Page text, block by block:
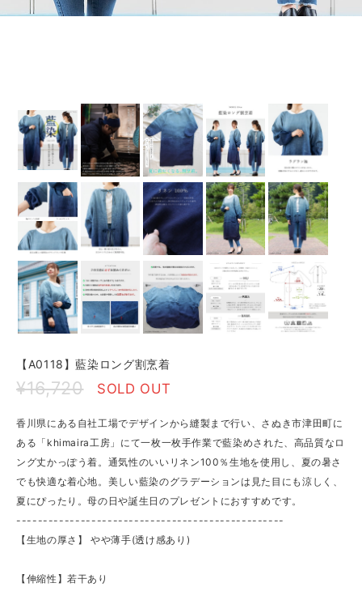
【A0118】藍染ロング割烹着
¥16,720 SOLD OUT
香川県にある自社工場でデザインから縫製まで行い、さぬき市津田町に
ある「khimaira工房」にて一枚一枚手作業で藍染めされた、高品質なロ
ング丈かっぽう着。通気性のいいリネン100％生地を使用し、夏の暑さ
でも快適な着心地。美しい藍染のグラデーションは見た目にも涼しく、
夏にぴったり。母の日や誕生日のプレゼントにおすすめです。
--------------------------------------------------
【生地の厚さ】 やや薄手(透け感あり)
【伸縮性】若干あり